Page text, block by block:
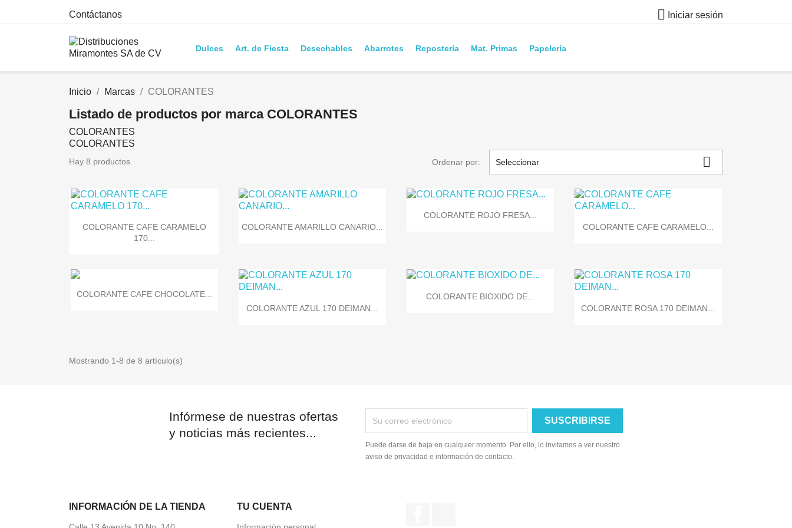
Contáctanos  Iniciar sesión
Dulces Art. de Fiesta Desechables Abarrotes Repostería Mat. Primas Papelería
Inicio Marcas COLORANTES
Listado de productos por marca COLORANTES
COLORANTES
COLORANTES
Hay 8 productos. Ordenar por: Seleccionar 
 Vista rápida
COLORANTE CAFE CARAMELO
170...
 Vista rápida
COLORANTE AMARILLO CANARIO...
 Vista rápida
COLORANTE ROJO FRESA...
 Vista rápida
COLORANTE CAFE CARAMELO...
 Vista rápida
COLORANTE CAFE CHOCOLATE...
 Vista rápida
COLORANTE AZUL 170 DEIMAN...
 Vista rápida
COLORANTE BIOXIDO DE...
 Vista rápida
COLORANTE ROSA 170 DEIMAN...
Mostrando 1-8 de 8 artículo(s)
Infórmese de nuestras ofertas
y noticias más recientes...
Puede darse de baja en cualquier momento. Por ello, lo invitamos a ver nuestro
aviso de privacidad e información de contacto.
INFORMACIÓN DE LA TIENDA TU CUENTA